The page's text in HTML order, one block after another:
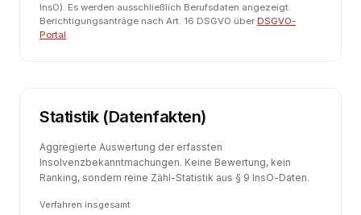
InsO). Es werden ausschließlich Berufsdaten angezeigt.
Berichtigungsanträge nach Art. 16 DSGVO über DSGVO-
Portal.
Statistik (Datenfakten)
Aggregierte Auswertung der erfassten
Insolvenzbekanntmachungen. Keine Bewertung, kein
Ranking, sondern reine Zähl-Statistik aus § 9 InsO-Daten.
Verfahren insgesamt